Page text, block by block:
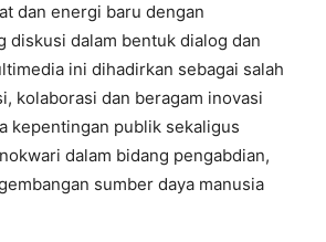
dan energi baru dengan
diskusi dalam bentuk dialog dan
ini dihadirkan sebagai salah
kolaborasi dan beragam inovasi
kepentingan publik sekaligus
dalam bidang pengabdian,
sumber daya manusia